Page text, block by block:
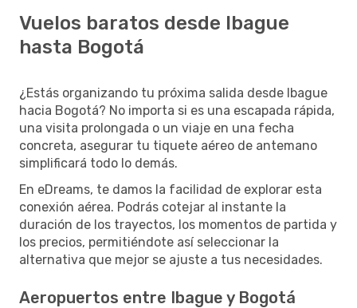
Vuelos baratos desde Ibague
hasta Bogotá
¿Estás organizando tu próxima salida desde Ibague
hacia Bogotá? No importa si es una escapada rápida,
una visita prolongada o un viaje en una fecha
concreta, asegurar tu tiquete aéreo de antemano
simplificará todo lo demás.
En eDreams, te damos la facilidad de explorar esta
conexión aérea. Podrás cotejar al instante la
duración de los trayectos, los momentos de partida y
los precios, permitiéndote así seleccionar la
alternativa que mejor se ajuste a tus necesidades.
Aeropuertos entre Ibague y Bogotá